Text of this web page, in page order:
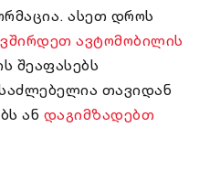
ასეთ დროს
ავტომობილის
შეაფასებს
თავიდან
ან დაგიმზადებთ